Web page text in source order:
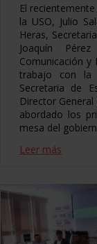
El
la USO, Julio
Heras,
Joaquín
Comunicación
trabajo con la
Secretaria de
Director
abordado los
mesa del
Leer más